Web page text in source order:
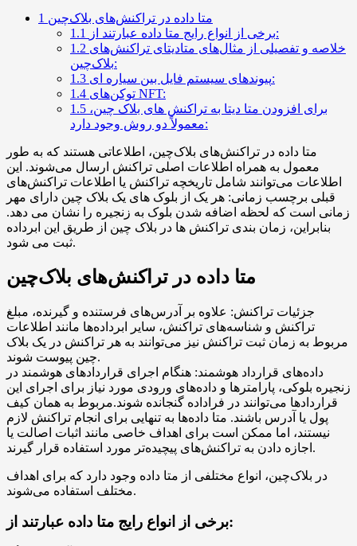
1 متا داده در تراکنش‌های بلاک‌چین
1.1
برخی از انواع رایج متا داده عبارتند از:
1.2
بلاک‌چین:
1.3
پیوندهای سیستم فایل بین سیاره ای:
1.4
توکن‌های NFT:
1.5
معمولاً دو روش وجود دارد:
متا داده در تراکنش‌های بلاک‌چین، اطلاعاتی هستند که به طور
معمول به همراه اطلاعات اصلی تراکنش ارسال می‌شوند. این
اطلاعات می‌توانند شامل تاریخچه تراکنش یا اطلاعات تراکنش‌های
قبلی برچسب زمانی: هر یک از بلوک های یک بلاک چین دارای مهر
زمانی است که لحظه اضافه شدن بلوک به زنجیره را نشان می دهد.
بنابراین، زمان بندی تراکنش ها در بلاک چین از طریق این ابرداده
ثبت می شود.
متا داده در تراکنش‌های بلاک‌چین
جزئیات تراکنش: علاوه بر آدرس‌های فرستنده و گیرنده، مبلغ
تراکنش و شناسه‌های تراکنش، سایر ابرداده‌ها مانند اطلاعات
مربوط به زمان ثبت تراکنش نیز می‌توانند به هر تراکنش در یک بلاک
چین پیوست شوند.
داده‌های قرارداد هوشمند: هنگام اجرای قراردادهای هوشمند در
زنجیره بلوکی، پارامترها و داده‌های ورودی مورد نیاز برای اجرای این
قراردادها می‌توانند در فراداده گنجانده شوند.مربوط به همان کیف
پول یا آدرس باشند. متا داده‌ها به تنهایی برای انجام تراکنش لازم
نیستند، اما ممکن است برای اهداف خاصی مانند اثبات اصالت یا
اجازه دادن به تراکنش‌های پیچیده‌تر مورد استفاده قرار گیرند.
در بلاک‌چین، انواع مختلفی از متا داده وجود دارد که برای اهداف
مختلف استفاده می‌شوند.
برخی از انواع رایج متا داده عبارتند از: